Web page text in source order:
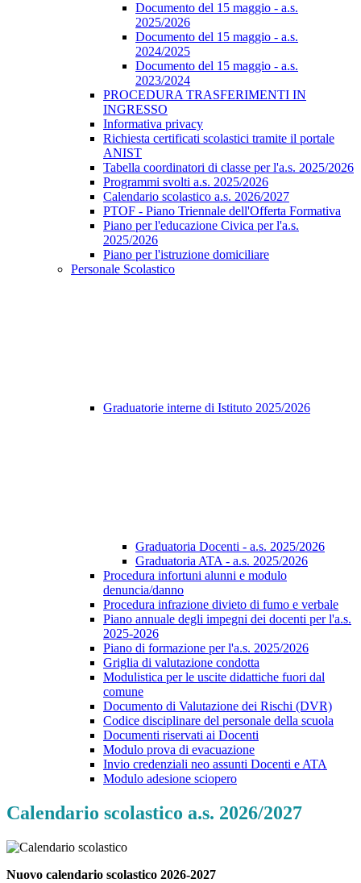
Documento del 15 maggio - a.s.
2025/2026
Documento del 15 maggio - a.s.
2024/2025
Documento del 15 maggio - a.s.
2023/2024
PROCEDURA TRASFERIMENTI IN
INGRESSO
Informativa privacy
Richiesta certificati scolastici tramite il portale
ANIST
Tabella coordinatori di classe per l'a.s. 2025/2026
Programmi svolti a.s. 2025/2026
Calendario scolastico a.s. 2026/2027
PTOF - Piano Triennale dell'Offerta Formativa
Piano per l'educazione Civica per l'a.s.
2025/2026
Piano per l'istruzione domiciliare
Personale Scolastico
Graduatorie interne di Istituto 2025/2026
Graduatoria Docenti - a.s. 2025/2026
Graduatoria ATA - a.s. 2025/2026
Procedura infortuni alunni e modulo
denuncia/danno
Procedura infrazione divieto di fumo e verbale
Piano annuale degli impegni dei docenti per l'a.s.
2025-2026
Piano di formazione per l'a.s. 2025/2026
Griglia di valutazione condotta
Modulistica per le uscite didattiche fuori dal
comune
Documento di Valutazione dei Rischi (DVR)
Codice disciplinare del personale della scuola
Documenti riservati ai Docenti
Modulo prova di evacuazione
Invio credenziali neo assunti Docenti e ATA
Modulo adesione sciopero
Calendario scolastico a.s. 2026/2027
Nuovo calendario scolastico 2026-2027